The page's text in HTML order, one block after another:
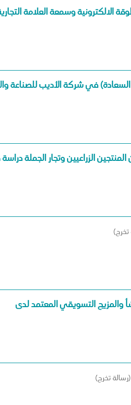
الالكترونية وسمعة العلامة
الزراعيين وتجار الجملة
تخرج)
(رسالة تخرج)